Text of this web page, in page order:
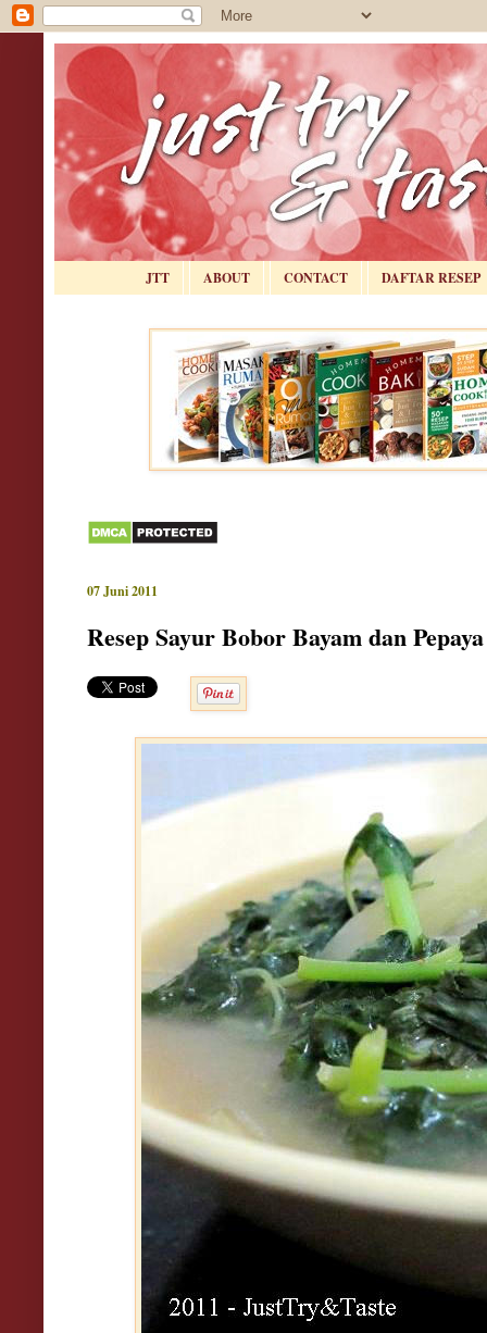
JTT ABOUT CONTACT DAFTAR RESEP
07 Juni 2011
Resep Sayur Bobor Bayam dan